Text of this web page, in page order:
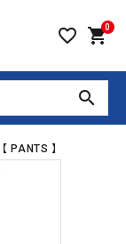
favorite_border 0
shopping_cart
search
【 PANTS 】